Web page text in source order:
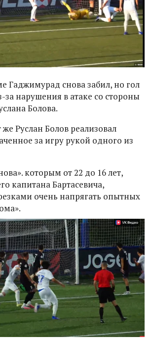
Гаджимурад снова забил, но гол
за нарушения в атаке со стороны
Болова.
же Руслан Болов реализовал
за игру рукой одного из
которым от 22 до 16 лет,
капитана Бартасевича,
очень напрягать опытных